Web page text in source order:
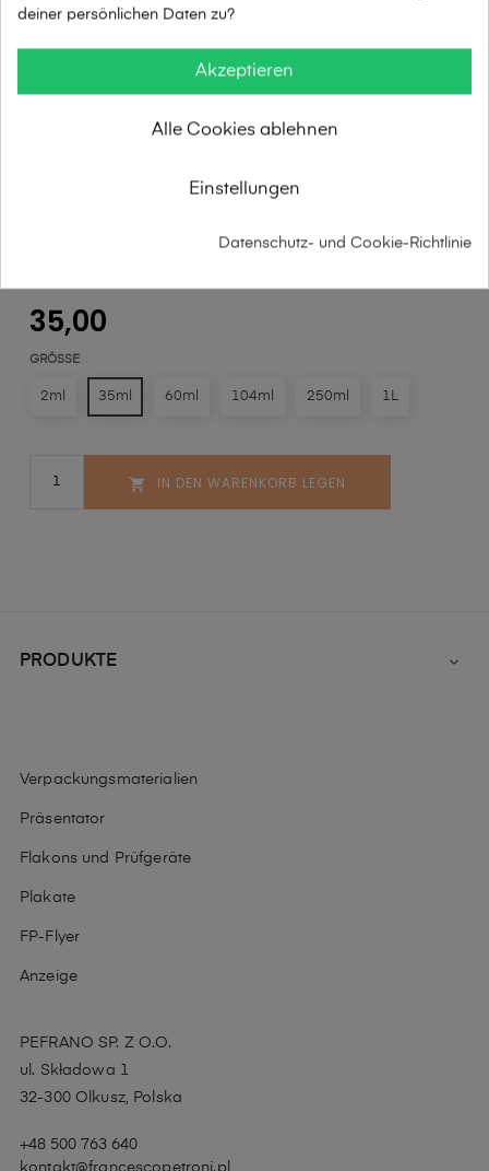
FRANCESCO PETRONI NR 777
35,00
GRÖSSE
2ml 35ml 60ml 104ml 250ml 1L
 IN DEN WARENKORB LEGEN
PRODUKTE 
Verpackungsmaterialien
Präsentator
Flakons und Prüfgeräte
Plakate
FP-Flyer
Anzeige
PEFRANO SP. Z O.O.
ul. Składowa 1
32-300 Olkusz, Polska
+48 500 763 640
kontakt@francescopetroni.pl
deiner persönlichen Daten zu?
Akzeptieren
Alle Cookies ablehnen
Einstellungen
Datenschutz- und Cookie-Richtlinie